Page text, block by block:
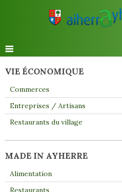
VIE ÉCONOMIQUE
Commerces
Entreprises / Artisans
Restaurants du village
MADE IN AYHERRE
Alimentation
Restaurants